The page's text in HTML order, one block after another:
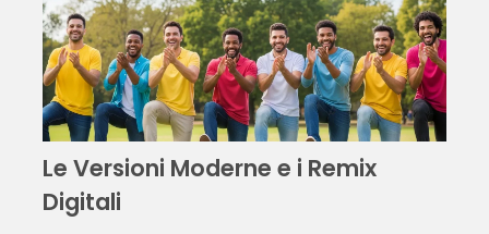
Le Versioni Moderne e i Remix
Digitali